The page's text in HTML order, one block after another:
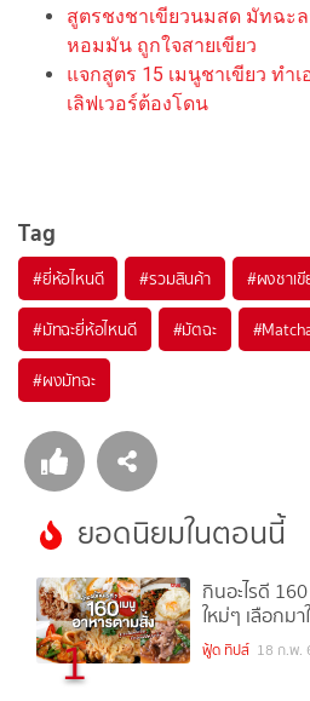
สูตรชงชาเขียวนมสด มัทฉะ
หอมมัน ถูกใจสายเขียว
แจกสูตร 15 เมนูชาเขียว ทำ
เลิฟเวอร์ต้องโดน
Tag
#ยี่ห้อไหนดี #รวมสินค้า #ผงชาเ
#มัทฉะยี่ห้อไหนดี #มัตฉะ #
#ผงมัทฉะ
ยอดนิยมในตอนนี้
1
กินอะไรดี
ใหม่ๆ เลือกมา
ฟู้ด ทิปส์ 18 ก.พ.